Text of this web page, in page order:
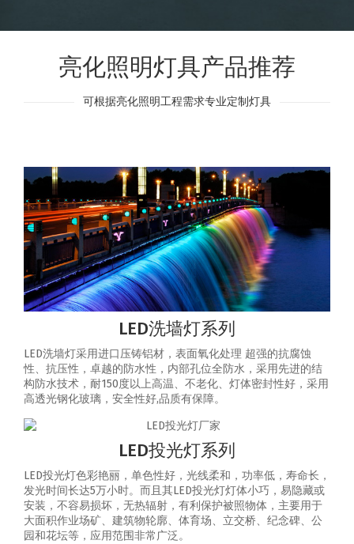
亮化照明灯具产品推荐
可根据亮化照明工程需求专业定制灯具
LED洗墙灯系列
LED洗墙灯采用进口压铸铝材，表面氧化处理 超强的抗腐蚀
性、抗压性，卓越的防水性，内部孔位全防水，采用先进的结
构防水技术，耐150度以上高温、不老化、灯体密封性好，采用
高透光钢化玻璃，安全性好,品质有保障。
LED投光灯系列
LED投光灯色彩艳丽，单色性好，光线柔和，功率低，寿命长，
发光时间长达5万小时。而且其LED投光灯灯体小巧，易隐藏或
安装，不容易损坏，无热辐射，有利保护被照物体，主要用于
大面积作业场矿、建筑物轮廓、体育场、立交桥、纪念碑、公
园和花坛等，应用范围非常广泛。